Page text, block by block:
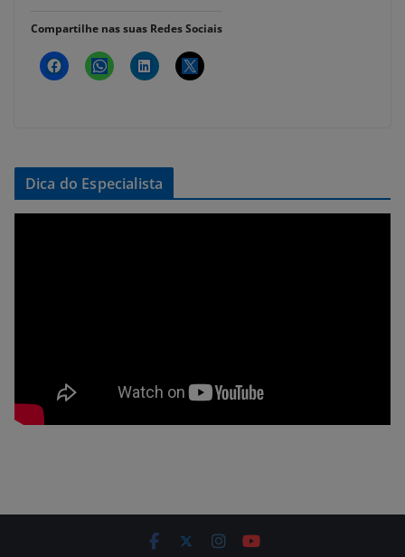
Compartilhe nas suas Redes Sociais
Dica do Especialista